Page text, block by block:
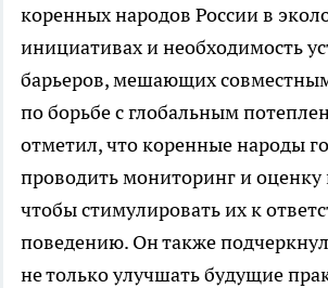
коренных народов России в
инициативах и необходимость
барьеров, мешающих
по борьбе с глобальным
отметил, что коренные народы
проводить мониторинг и
чтобы стимулировать их к
поведению. Он также
не только улучшать будущие